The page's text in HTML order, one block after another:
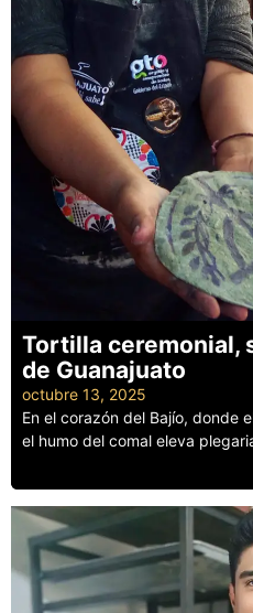
Tortilla ceremonial,
de Guanajuato
octubre 13, 2025
En el corazón del Bajío, donde
el humo del comal eleva